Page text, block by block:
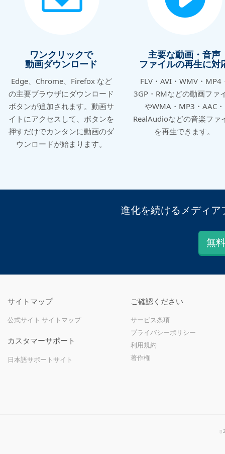
ワンクリックで
動画ダウンロード
Edge、Chrome、Firefox など
の主要ブラウザにダウンロード
ボタンが追加されます。動画サ
イトにアクセスして、ボタンを
押すだけでカンタンに動画のダ
ウンロードが始まります。
主要な動画・音声
ファイルの再生に対
FLV・AVI・WMV・MP4
3GP・RMなどの動画ファ
やWMA・MP3・AAC・
RealAudioなどの音楽ファ
を再生できます。
進化を続けるメディ
無
サイトマップ
公式サイト サイトマップ
カスタマーサポート
日本語サポートサイト
ご確認ください
サービス条項
プライバシーポリシー
利用規約
著作権